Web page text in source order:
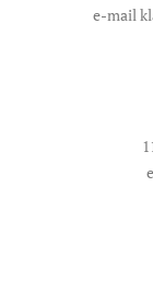
e-mail